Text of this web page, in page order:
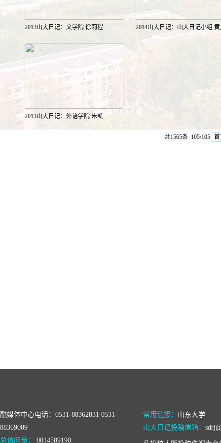
2013山大日记：文学院 徐莉程 2014山大日记：山大日记小组
2013山大日记：外语学院 朱凯
共1565条 105/105 首
融媒体中心电话：0531-88362831 0531-
88369009
常用链接： 山东大学
山大日记投稿信箱：
总访问量：
0014589190